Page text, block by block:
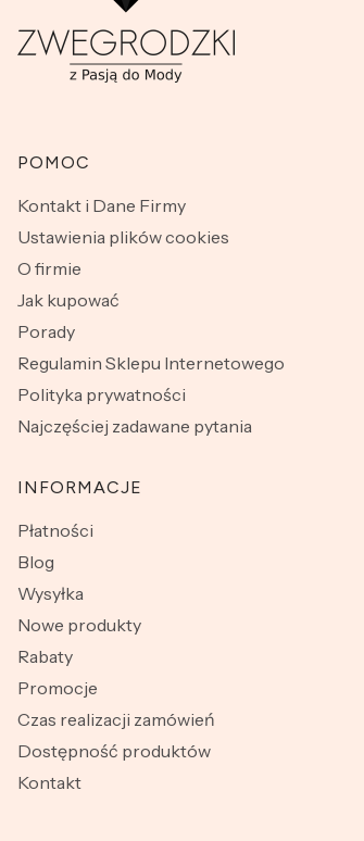
Linki w stopce
POMOC
Kontakt i Dane Firmy
Ustawienia plików cookies
O firmie
Jak kupować
Porady
Regulamin Sklepu Internetowego
Polityka prywatności
Najczęściej zadawane pytania
INFORMACJE
Płatności
Blog
Wysyłka
Nowe produkty
Rabaty
Promocje
Czas realizacji zamówień
Dostępność produktów
Kontakt